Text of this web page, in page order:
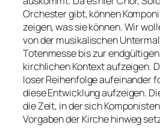
Orchester gibt, können
zeigen, was sie können. Wir
von der musikalischen
Totenmesse bis zur
kirchlichen Kontext aufzeigen.
loser Reihenfolge aufeinander
diese Entwicklung aufzeigen.
die Zeit, in der sich
Vorgaben der Kirche hinweg